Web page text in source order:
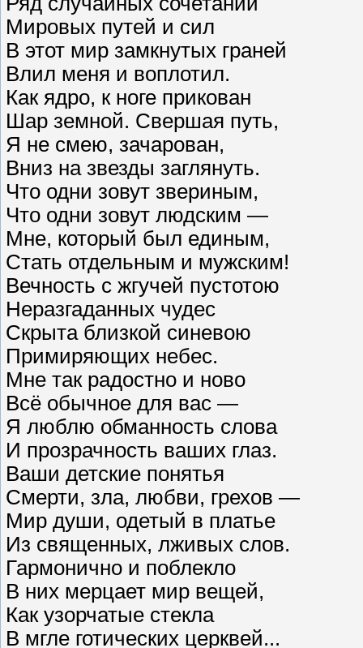
Мировых путей и сил
В этот мир замкнутых граней
Влил меня и воплотил.
Как ядро, к ноге прикован
Шар земной. Свершая путь,
Я не смею, зачарован,
Вниз на звезды заглянуть.
Что одни зовут звериным,
Что одни зовут людским —
Мне, который был единым,
Стать отдельным и мужским!
Вечность с жгучей пустотою
Неразгаданных чудес
Скрыта близкой синевою
Примиряющих небес.
Мне так радостно и ново
Всё обычное для вас —
Я люблю обманность слова
И прозрачность ваших глаз.
Ваши детские понятья
Смерти, зла, любви, грехов —
Мир души, одетый в платье
Из священных, лживых слов.
Гармонично и поблекло
В них мерцает мир вещей,
Как узорчатые стекла
В мгле готических церквей...